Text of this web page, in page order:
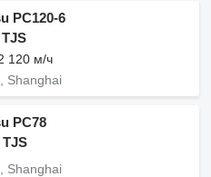
PC120-6
TJS
120 м/ч
Shanghai
PC78
TJS
Shanghai